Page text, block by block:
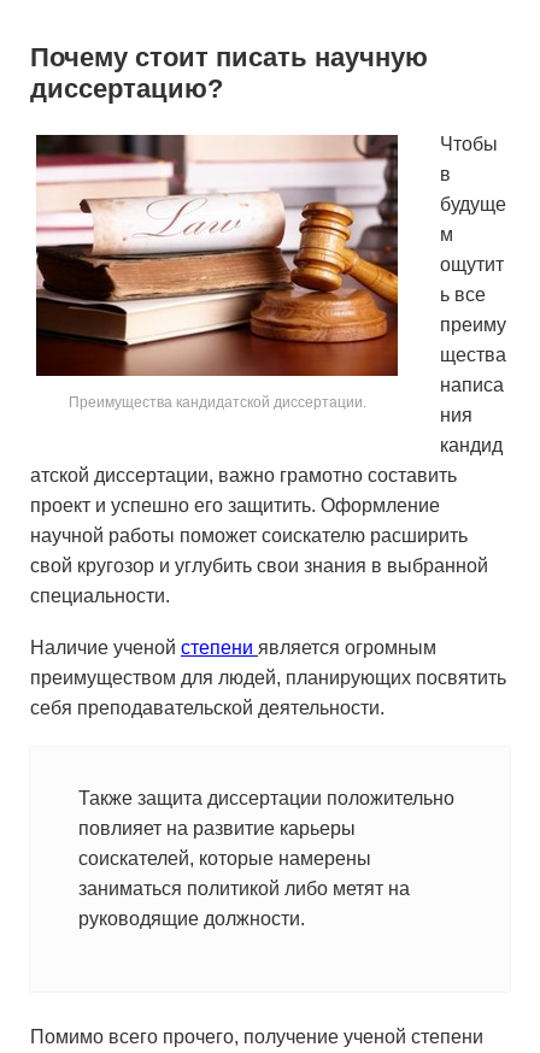
Почему стоит писать научную
диссертацию?
Преимущества кандидатской диссертации.
Чтобы
в
будуще
м
ощутит
ь все
преиму
щества
написа
ния
кандид
атской диссертации, важно грамотно составить
проект и успешно его защитить. Оформление
научной работы поможет соискателю расширить
свой кругозор и углубить свои знания в выбранной
специальности.
Наличие ученой степени является огромным
преимуществом для людей, планирующих посвятить
себя преподавательской деятельности.
Также защита диссертации положительно
повлияет на развитие карьеры
соискателей, которые намерены
заниматься политикой либо метят на
руководящие должности.
Помимо всего прочего, получение ученой степени